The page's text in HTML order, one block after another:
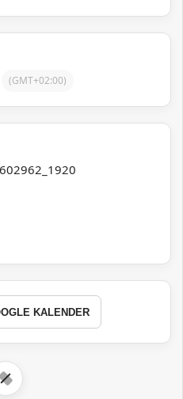
(GMT+02:00)
KALENDER